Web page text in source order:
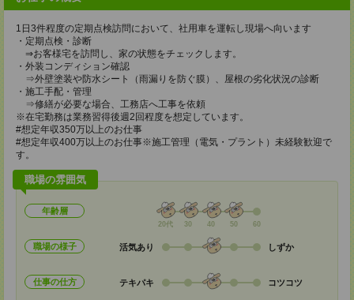
1日3件程度の定期点検訪問において、社用車を運転し現場へ向います
・定期点検・診断
⇒お客様宅を訪問し、家の状態をチェックします。
・外装コンディション確認
⇒外壁塗装や防水シート（雨漏りを防ぐ膜）、屋根の劣化状況の診断
・施工手配・管理
⇒修繕が必要な場合、工務店へ工事を依頼
※在宅勤務は業務習得後週2回程度を想定しています。
#想定年収350万以上のお仕事
#想定年収400万以上のお仕事※施工管理（電気・プラント）未経験歓迎で
す。
職場の雰囲気
年齢層
20代 30 40 50 60
職場の様子 活気あり しずか
仕事の仕方 テキパキ コツコツ